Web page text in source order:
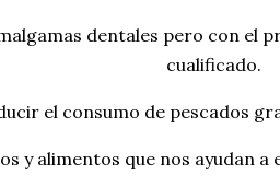
dentales pero con el
cualificado.
el consumo de pescados
y alimentos que nos ayudan